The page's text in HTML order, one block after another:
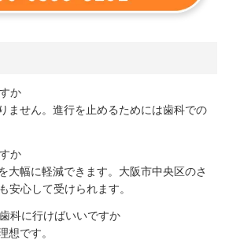
か
ません。進行を止めるためには歯科での
か
大幅に軽減できます。大阪市中央区のさ
安心して受けられます。
科に行けばいいですか
想です。